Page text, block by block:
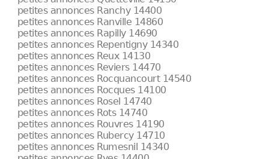
petites annonces Ranchy 14400
petites annonces Ranville 14860
petites annonces Rapilly 14690
petites annonces Repentigny 14340
petites annonces Reux 14130
petites annonces Reviers 14470
petites annonces Rocquancourt 14540
petites annonces Rocques 14100
petites annonces Rosel 14740
petites annonces Rots 14740
petites annonces Rouvres 14190
petites annonces Rubercy 14710
petites annonces Rumesnil 14340